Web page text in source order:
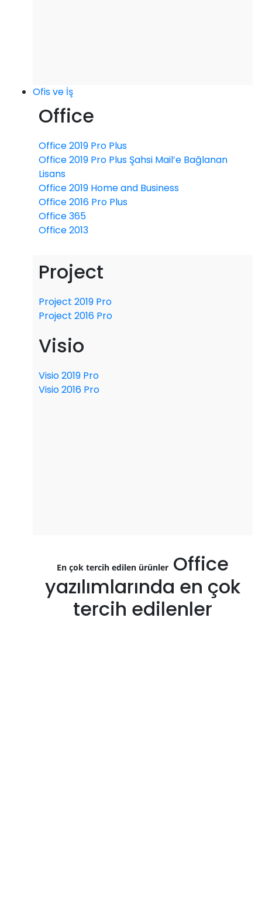
Ofis ve İş
Office
Office 2019 Pro Plus
Office 2019 Pro Plus Şahsi Mail’e Bağlanan
Lisans
Office 2019 Home and Business
Office 2016 Pro Plus
Office 365
Office 2013
Project
Project 2019 Pro
Project 2016 Pro
Visio
Visio 2019 Pro
Visio 2016 Pro
En çok tercih edilen ürünler Office
yazılımlarında en çok
tercih edilenler